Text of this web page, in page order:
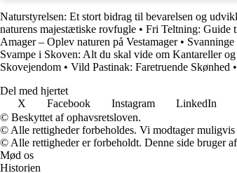
Naturstyrelsen: Et stort bidrag til bevarelsen og
naturens majestætiske rovfugle • Fri Teltning: Guide
Amager – Oplev naturen på Vestamager•
Svampe i Skoven: Alt du skal vide om Kantareller
Skovejendom • Vild Pastinak: Faretruende Skønhed •
Del med hjertet
X
Facebook Instagram LinkedIn
© Beskyttet af ophavsretsloven.
© Alle rettigheder forbeholdes. Vi modtager
© Alle rettigheder er forbeholdt. Denne side bruger
Mød os
Historien